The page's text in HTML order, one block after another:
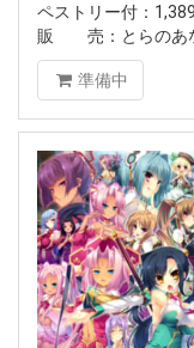
ペストリー付：
販 売：とらのあな
準備中